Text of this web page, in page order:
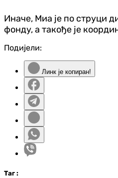
Иначе, Миа је по струци
фонду, а такође је
Подијели:
Линк је копиран!
Таг :